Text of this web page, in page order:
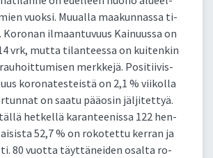
vuok­si. Muual­la maa­kun­nas­sa ti­
Ko­ro­nan il­maan­tu­vuus Kai­nuus­sa on
vrk, mut­ta ti­lan­tees­sa on kui­ten­kin
merk­ke­jä. Po­si­tii­vis­
ko­ro­na­tes­teis­tä on 2,1 % vii­kol­la
on saa­tu pääo­sin jäl­ji­tet­tyä.
het­kel­lä ka­ran­tee­nis­sa 122 hen­
52,7 % on ro­ko­tet­tu ker­ran ja
80 vuot­ta täyt­tä­nei­den osal­ta ro­